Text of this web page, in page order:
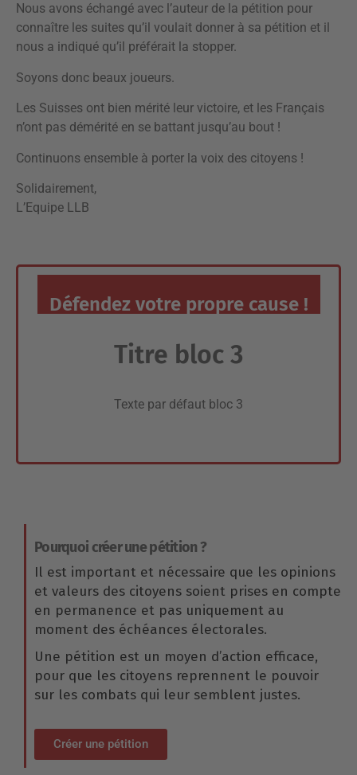
Nous avons échangé avec l’auteur de la pétition pour
connaître les suites qu’il voulait donner à sa pétition et il
nous a indiqué qu’il préférait la stopper.
Soyons donc beaux joueurs.
Les Suisses ont bien mérité leur victoire, et les Français
n’ont pas démérité en se battant jusqu’au bout !
Continuons ensemble à porter la voix des citoyens !
Solidairement,
L’Equipe LLB
Défendez votre propre cause !
Titre bloc 3
Texte par défaut bloc 3
Pourquoi créer une pétition ?
Il est important et nécessaire que les opinions
et valeurs des citoyens soient prises en compte
en permanence et pas uniquement au
moment des échéances électorales.
Une pétition est un moyen d’action efficace,
pour que les citoyens reprennent le pouvoir
sur les combats qui leur semblent justes.
Créer une pétition